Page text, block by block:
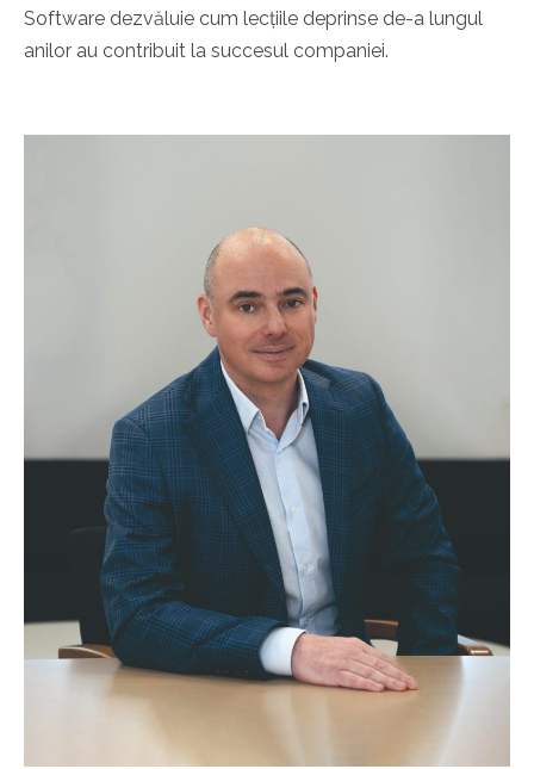
Software dezvăluie cum lecțiile deprinse de-a lungul
anilor au contribuit la succesul companiei.